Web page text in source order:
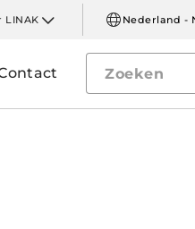
LINAK Nederland -